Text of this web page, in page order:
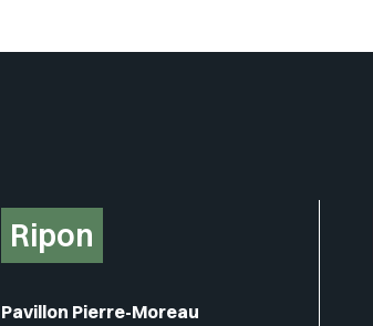
Ripon
Pavillon Pierre-Moreau